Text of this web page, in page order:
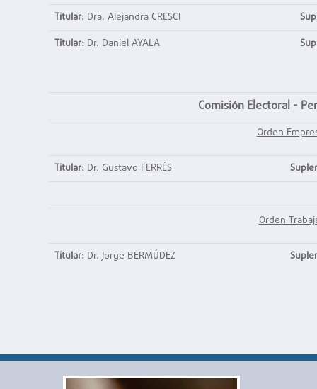
Titular: Dra. Alejandra CRESCI
Titular: Dr. Daniel AYALA
Comisión Electoral-
Orden
Titular: Dr. Gustavo FERRÉS
Orden
Titular: Dr. Jorge BERMÚDEZ